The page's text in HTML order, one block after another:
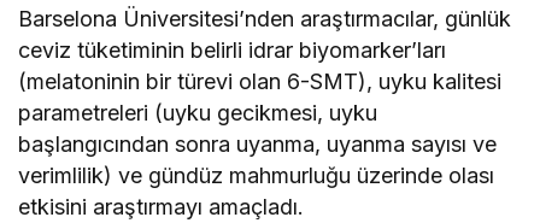
Barselona Üniversitesi’nden araştırmacılar, günlük
ceviz tüketiminin belirli idrar biyomarker’ları
(melatoninin bir türevi olan 6-SMT), uyku kalitesi
parametreleri (uyku gecikmesi, uyku
başlangıcından sonra uyanma, uyanma sayısı ve
verimlilik) ve gündüz mahmurluğu üzerinde olası
etkisini araştırmayı amaçladı.